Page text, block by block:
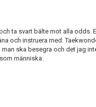
ta svart bälte mot alla odds.
och instruera med.
ska besegra och det jag
människa.